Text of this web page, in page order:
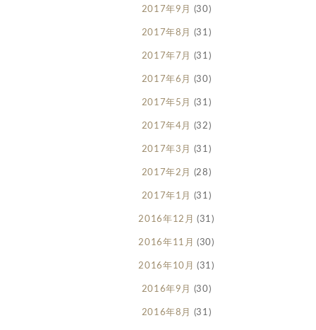
2017年9月 (30)
2017年8月 (31)
2017年7月 (31)
2017年6月 (30)
2017年5月 (31)
2017年4月 (32)
2017年3月 (31)
2017年2月 (28)
2017年1月 (31)
2016年12月 (31)
2016年11月 (30)
2016年10月 (31)
2016年9月 (30)
2016年8月 (31)